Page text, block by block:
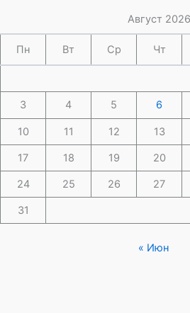
Август 2026
Пн Вт Ср Чт
3 4 5 6
10 11 12 13
17 18 19 20
24 25 26 27
31
« Июн